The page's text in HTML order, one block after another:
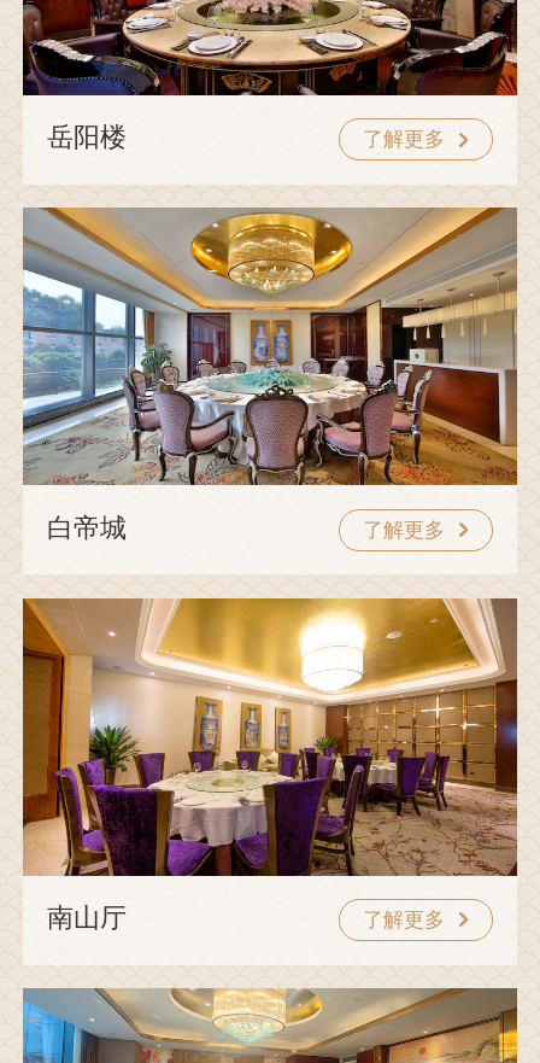
岳阳楼 了解更多
白帝城 了解更多
南山厅 了解更多